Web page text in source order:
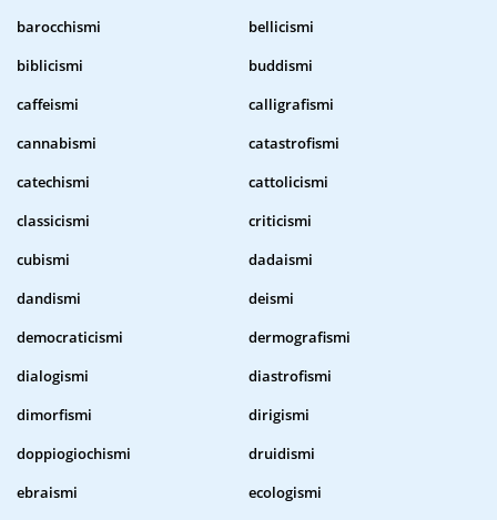
barocchismi
bellicismi
biblicismi
buddismi
caffeismi
calligrafismi
cannabismi
catastrofismi
catechismi
cattolicismi
classicismi
criticismi
cubismi
dadaismi
dandismi
deismi
democraticismi
dermografismi
dialogismi
diastrofismi
dimorfismi
dirigismi
doppiogiochismi
druidismi
ebraismi
ecologismi